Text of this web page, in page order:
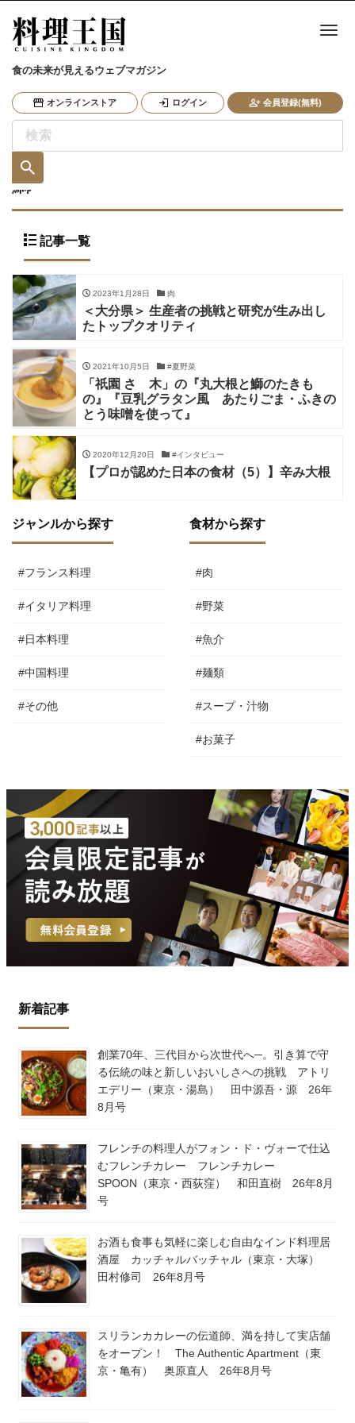
食の未来が見えるウェブマガジン
オンラインストア ログイン 会員登録(無料)
ナ
鰤
記事一覧
2023年1月28日 肉
＜大分県＞ 生産者の挑戦と研究が生み出し
たトップクオリティ
2021年10月5日 #夏野菜
「祇園 さゝ木」の『丸大根と鰤のたきも
の』『豆乳グラタン風 あたりごま・ふきの
とう味噌を使って』
2020年12月20日 #インタビュー
【プロが認めた日本の食材（5）】辛み大根
ジャンルから探す
#フランス料理
#イタリア料理
#日本料理
#中国料理
#その他
食材から探す
#肉
#野菜
#魚介
#麺類
#スープ・汁物
#お菓子
新着記事
創業70年、三代目から次世代へ─。引き算で守
る伝統の味と新しいおいしさへの挑戦 アトリ
エデリー（東京・湯島） 田中源吾・源 26年
8月号
フレンチの料理人がフォン・ド・ヴォーで仕込
むフレンチカレー フレンチカレー
SPOON（東京・西荻窪） 和田直樹 26年8月
号
お酒も食事も気軽に楽しむ自由なインド料理居
酒屋 カッチャルバッチャル（東京・大塚）
田村修司 26年8月号
スリランカカレーの伝道師、満を持して実店舗
をオープン！ The Authentic Apartment（東
京・亀有） 奥原直人 26年8月号